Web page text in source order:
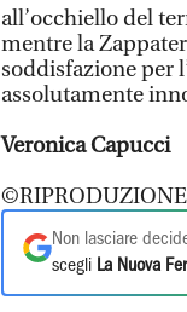
all’occhiello del
mentre la
soddisfazione per
assolutamente
Veronica Capucci
©RIPRODUZIONE
Non lasciare
scegli La Nuova